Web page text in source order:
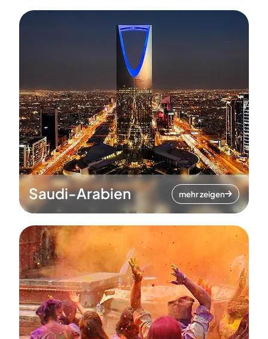
Saudi-Arabien mehr zeigen